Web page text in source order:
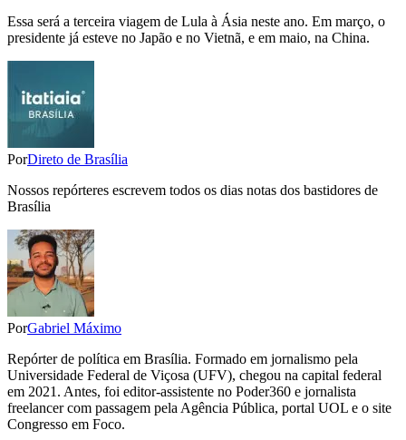
Essa será a terceira viagem de Lula à Ásia neste ano. Em março, o
presidente já esteve no Japão e no Vietnã, e em maio, na China.
PorDireto de Brasília
Nossos repórteres escrevem todos os dias notas dos bastidores de
Brasília
PorGabriel Máximo
Repórter de política em Brasília. Formado em jornalismo pela
Universidade Federal de Viçosa (UFV), chegou na capital federal
em 2021. Antes, foi editor-assistente no Poder360 e jornalista
freelancer com passagem pela Agência Pública, portal UOL e o site
Congresso em Foco.